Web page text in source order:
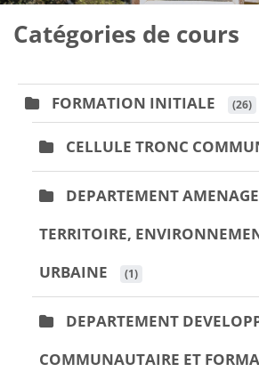
Blocs
Catégories de cours
FORMATION INITIALE (26)
CELLULE TRONC
DEPARTEMENT
TERRITOIRE,
URBAINE
(1)
DEPARTEMENT
COMMUNAUTAIRE ET